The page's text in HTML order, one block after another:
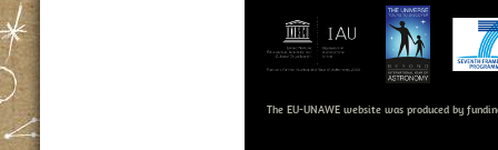
The EU-UNAWE website was produced by